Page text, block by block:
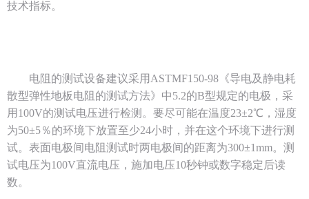
技术指标。
电阻的测试设备建议采用 ASTMF150-98《导电及静电耗
散型弹性地板电阻的测试方法》中5.2的B型规定的电极，采
用100V的测试电压进行检测。要尽可能在温度23±2℃，湿度
为50±5％的环境下放置至少24小时，并在这个环境下进行测
试。表面电极间电阻测试时两电极间的距离为300±1mm。测
试电压为100V直流电压，施加电压10秒钟或数字稳定后读
数。